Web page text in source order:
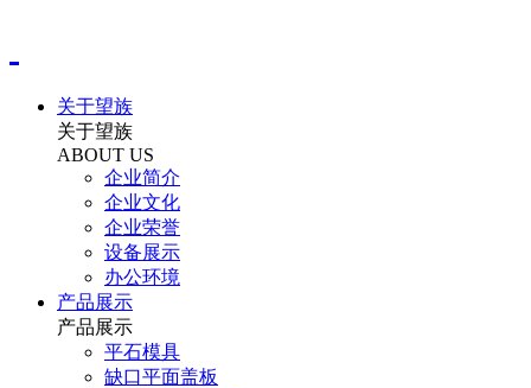
关于望族
关于望族
ABOUT US
企业简介
企业文化
企业荣誉
设备展示
办公环境
产品展示
产品展示
平石模具
缺口平面盖板